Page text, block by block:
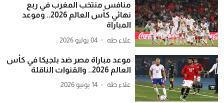
منافس منتخب المغرب في ربع
نهائي كأس العالم 2026.. وموعد
المباراة
علاء طه 04 يوليو 2026
موعد مباراة مصر ضد بلجيكا في كأس
العالم 2026.. والقنوات الناقلة
علاء طه 14 يونيو 2026